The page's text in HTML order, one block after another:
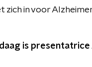
zich in voor
is presentatrice